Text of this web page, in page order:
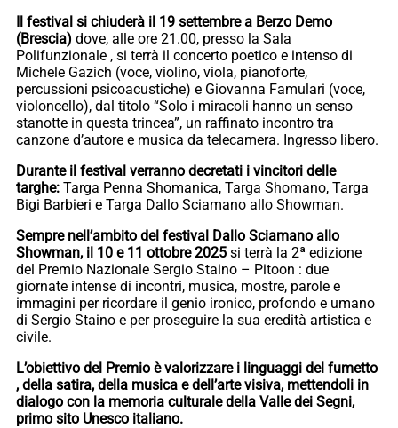
Il festival si chiuderà il 19 settembre a Berzo Demo
(Brescia) dove, alle ore 21.00, presso la Sala
Polifunzionale , si terrà il concerto poetico e intenso di
Michele Gazich (voce, violino, viola, pianoforte,
percussioni psicoacustiche) e Giovanna Famulari (voce,
violoncello), dal titolo “Solo i miracoli hanno un senso
stanotte in questa trincea”, un raffinato incontro tra
canzone d’autore e musica da telecamera. Ingresso libero.
Durante il festival verranno decretati i vincitori delle
targhe: Targa Penna Shomanica, Targa Shomano, Targa
Bigi Barbieri e Targa Dallo Sciamano allo Showman.
Sempre nell’ambito del festival Dallo Sciamano allo
Showman, il 10 e 11 ottobre 2025 si terrà la 2ª edizione
del Premio Nazionale Sergio Staino – Pitoon : due
giornate intense di incontri, musica, mostre, parole e
immagini per ricordare il genio ironico, profondo e umano
di Sergio Staino e per proseguire la sua eredità artistica e
civile.
L’obiettivo del Premio è valorizzare i linguaggi del fumetto
, della satira, della musica e dell’arte visiva, mettendoli in
dialogo con la memoria culturale della Valle dei Segni,
primo sito Unesco italiano.